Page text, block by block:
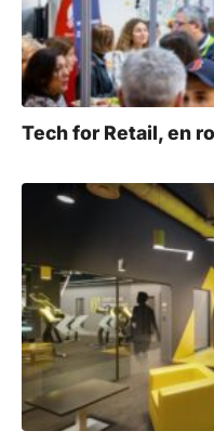
Tech for Retail, en